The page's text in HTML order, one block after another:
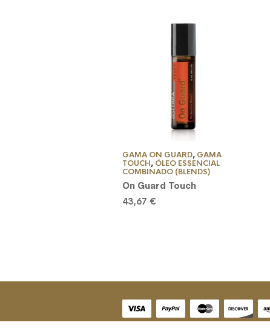
GAMA ON GUARD, GAMA
TOUCH, ÓLEO ESSENCIAL
COMBINADO (BLENDS)
On Guard Touch
43,67 €